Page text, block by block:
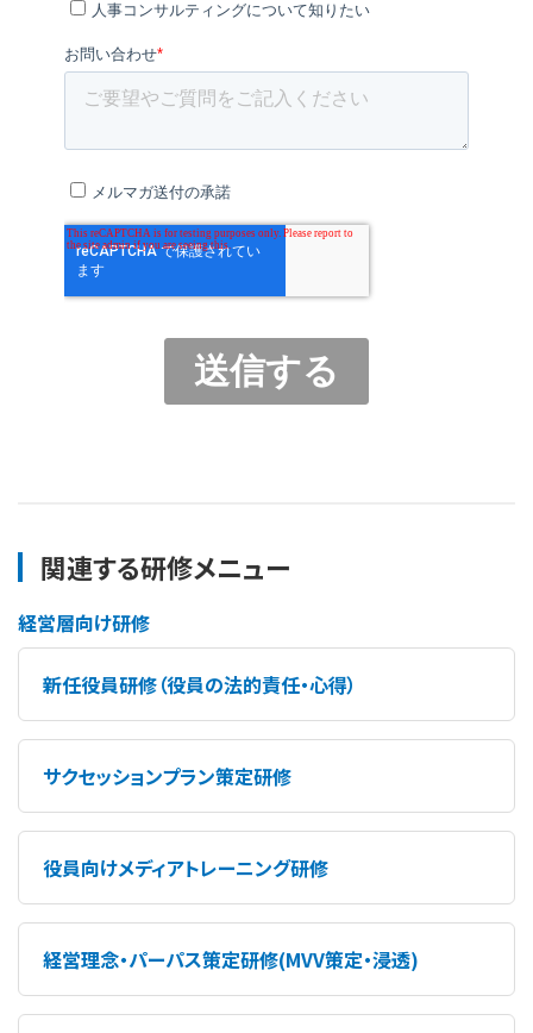
関連する研修メニュー
経営層向け研修
新任役員研修（役員の法的責任・心得）
サクセッションプラン策定研修
役員向けメディアトレーニング研修
経営理念・パーパス策定研修(MVV策定・浸透)